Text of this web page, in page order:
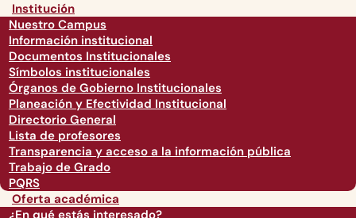
Institución
Nuestro Campus
Información institucional
Documentos Institucionales
Símbolos institucionales
Órganos de Gobierno Institucionales
Planeación y Efectividad Institucional
Directorio General
Lista de profesores
Transparencia y acceso a la información pública
Trabajo de Grado
PQRS
Oferta académica
¿En qué estás interesado?